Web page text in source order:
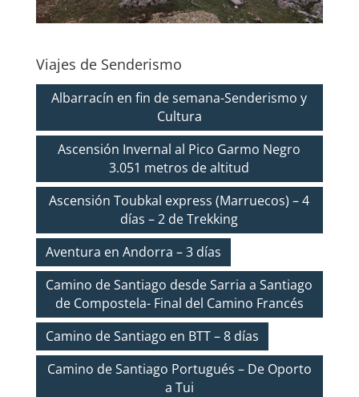
Viajes de Senderismo
Albarracín en fin de semana-Senderismo y
Cultura
Ascensión Invernal al Pico Garmo Negro
3.051 metros de altitud
Ascensión Toubkal express (Marruecos) – 4
días – 2 de Trekking
Aventura en Andorra – 3 días
Camino de Santiago desde Sarria a Santiago
de Compostela- Final del Camino Francés
Camino de Santiago en BTT – 8 días
Camino de Santiago Portugués – De Oporto
a Tui